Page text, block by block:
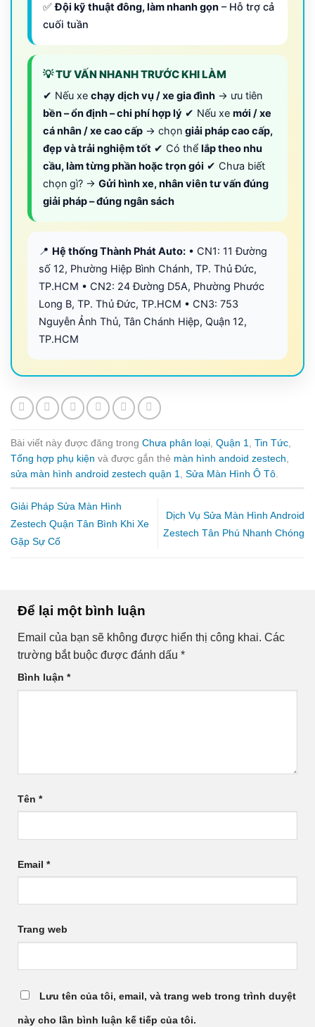
✅Đội kỹ thuật đông, làm nhanh gọn – Hỗ trợ cả
cuối tuần
💡 TƯ VẤN NHANH TRƯỚC KHI LÀM
✔ Nếu xe chạy dịch vụ / xe gia đình → ưu tiên
bền – ổn định – chi phí hợp lý ✔ Nếu xe mới / xe
cá nhân / xe cao cấp → chọn giải pháp cao cấp,
đẹp và trải nghiệm tốt ✔ Có thể lắp theo nhu
cầu, làm từng phần hoặc trọn gói ✔ Chưa biết
chọn gì? → Gửi hình xe, nhân viên tư vấn đúng
giải pháp – đúng ngân sách
📍 Hệ thống Thành Phát Auto: • CN1: 11 Đường
số 12, Phường Hiệp Bình Chánh, TP. Thủ Đức,
TP.HCM • CN2: 24 Đường D5A, Phường Phước
Long B, TP. Thủ Đức, TP.HCM • CN3: 753
Nguyễn Ảnh Thủ, Tân Chánh Hiệp, Quận 12,
TP.HCM
Bài viết này được đăng trong Chưa phân loại Quận 1 Tin Tức
Tổng hợp phụ kiện và được gắn thẻ màn hình andoid zestech
sửa màn hình android zestech quận 1
Sửa Màn Hình Ô Tô
Giải Pháp Sửa Màn Hình
Zestech Quận Tân Bình Khi Xe
Gặp Sự Cố
Dịch Vụ Sửa Màn Hình Android
Zestech Tân Phú Nhanh Chóng
Để lại một bình luận
Email của bạn sẽ không được hiển thị công khai. Các
trường bắt buộc được đánh dấu *
Bình luận *
Tên *
Email *
Trang web
Lưu tên của tôi, email, và trang web trong trình duyệt
này cho lần bình luận kế tiếp của tôi.